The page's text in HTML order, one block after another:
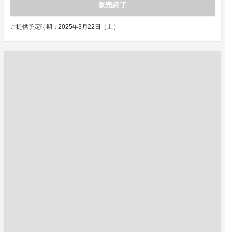
販売終了
ご提供予定時期：2025年3月22日（土）